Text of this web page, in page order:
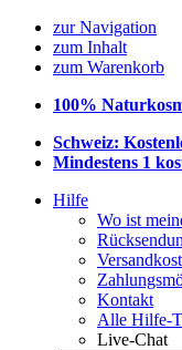
zur Navigation
zum Inhalt
zum Warenkorb
100%
Schweiz:
Mindestens 1
Hilfe
Wo ist
Kontakt
Alle Hilfe-
Live-Chat